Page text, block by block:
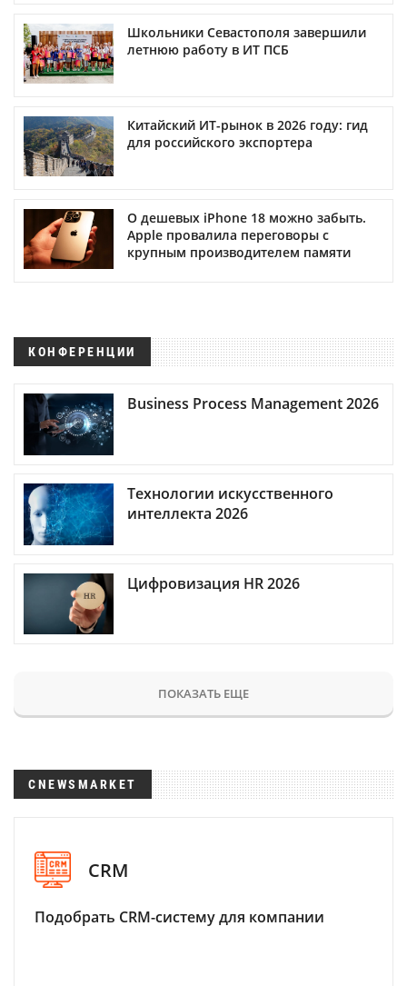
Школьники Севастополя завершили
летнюю работу в ИТ ПСБ
Китайский ИТ-рынок в 2026 году: гид
для российского экспортера
О дешевых iPhone 18 можно забыть.
Apple провалила переговоры с
крупным производителем памяти
КОНФЕРЕНЦИИ
Business Process Management 2026
Технологии искусственного
интеллекта 2026
Цифровизация HR 2026
ПОКАЗАТЬ ЕЩЕ
CNEWSMARKET
CRM
Подобрать CRM-систему для компании